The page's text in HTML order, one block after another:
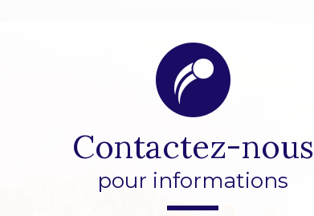
Contactez-nous
pour informations